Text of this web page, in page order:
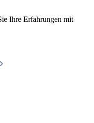
Ihre Erfahrungen mit